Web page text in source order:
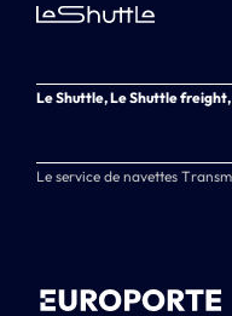
Le Shuttle, Le Shuttle freight,
Le service de navettes